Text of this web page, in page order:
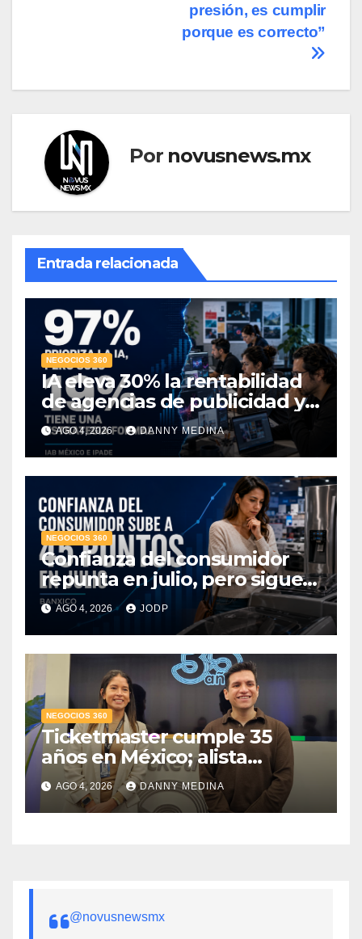
presión, es cumplir
porque es correcto”
Por novusnews.mx
Entrada relacionada
NEGOCIOS 360
IA eleva 30% la rentabilidad
de agencias de publicidad y
pone en jaque el cobro por
hora: IAB México e IPADE
AGO 4, 2026 DANNY MEDINA
NEGOCIOS 360
Confianza del consumidor
repunta en julio, pero sigue
por debajo de 2025: Banxico
AGO 4, 2026 JODP
NEGOCIOS 360
Ticketmaster cumple 35
años en México; alista
apuesta por IA tras emitir 22
millones de boletos
AGO 4, 2026 DANNY MEDINA
@novusnewsmx